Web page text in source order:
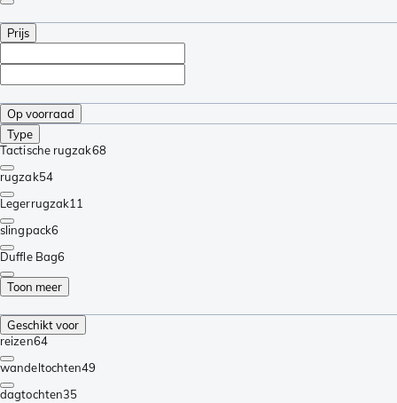
Prijs
Op voorraad
Type
Tactische rugzak68
rugzak54
Legerrugzak11
slingpack6
Duffle Bag6
Toon meer
Geschikt voor
reizen64
wandeltochten49
dagtochten35